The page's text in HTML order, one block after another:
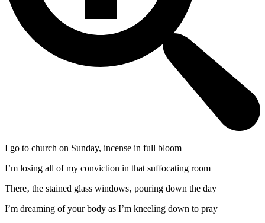
I go to church on Sunday, incense in full bloom
I’m losing all of my conviction in that suffocating room
There‚ the stained glass windows‚ pouring down the day
I’m dreaming of your body as I’m kneeling down to pray